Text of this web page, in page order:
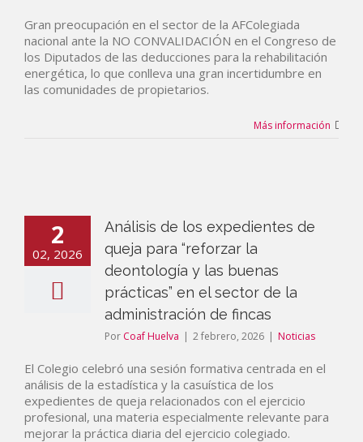
Gran preocupación en el sector de la AFColegiada
nacional ante la NO CONVALIDACIÓN en el Congreso de
los Diputados de las deducciones para la rehabilitación
energética, lo que conlleva una gran incertidumbre en
las comunidades de propietarios.
Más información
2
02, 2026
Análisis de los expedientes de
queja para “reforzar la
deontología y las buenas
prácticas” en el sector de la
administración de fincas
Por Coaf Huelva | 2 febrero, 2026 | Noticias
El Colegio celebró una sesión formativa centrada en el
análisis de la estadística y la casuística de los
expedientes de queja relacionados con el ejercicio
profesional, una materia especialmente relevante para
mejorar la práctica diaria del ejercicio colegiado.